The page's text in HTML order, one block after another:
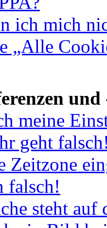
ich mich
„Alle
und
meine
geht
Zeitzone
falsch!
steht